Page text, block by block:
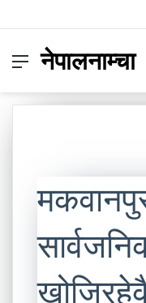
Menu
नेपालनाम्चा